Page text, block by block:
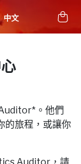
。他們
的旅程，或讓你